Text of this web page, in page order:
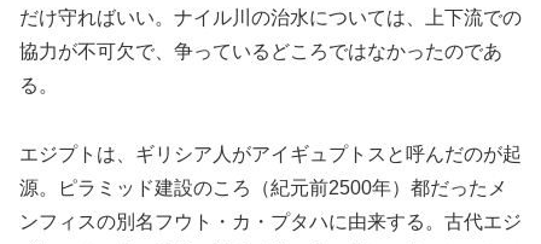
だけ守ればいい。ナイル川の治水については、上下流での
協力が不可欠で、争っているどころではなかったのであ
る。
エジプトは、ギリシア人がアイギュプトスと呼んだのが起
源。ピラミッド建設のころ（紀元前2500年）都だったメ
ンフィスの別名フウト・カ・プタハに由来する。古代エジ